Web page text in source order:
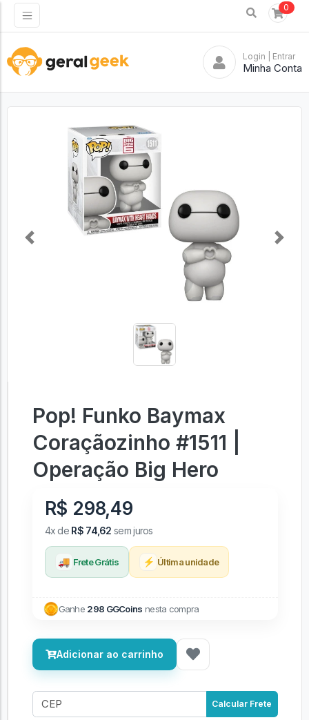
0
Login | Entrar
Minha Conta
Previous Next
Pop! Funko Baymax
Coraçãozinho #1511 |
Operação Big Hero
R$ 298,49
4x de R$ 74,62 sem juros
🚚 Frete Grátis ⚡ Última unidade
Ganhe 298 GGCoins nesta compra
Adicionar ao carrinho
Calcular Frete